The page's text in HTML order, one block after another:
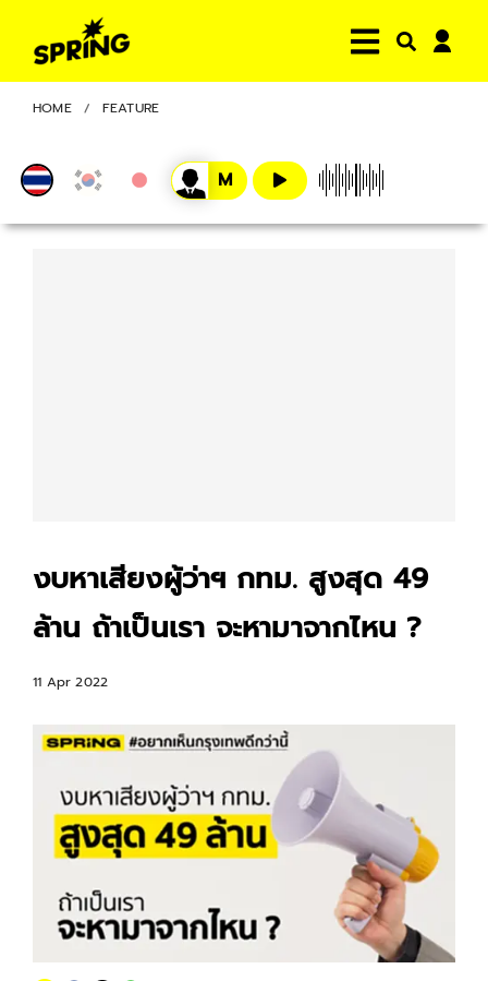
HOME FEATURE
งบหาเสียงผู้ว่าฯ กทม. สูงสุด 49
ล้าน ถ้าเป็นเรา จะหามาจากไหน ?
11 Apr 2022